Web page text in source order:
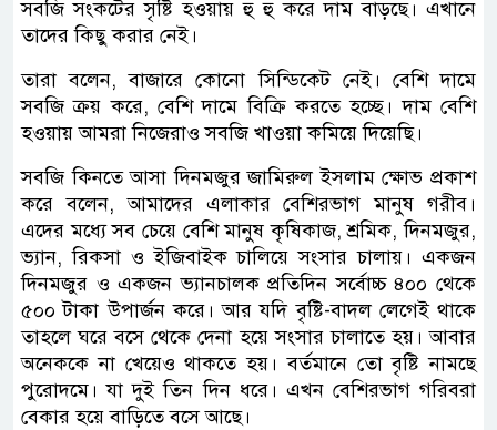
সবজি সংকটের সৃষ্টি হওয়ায় হু হু করে দাম বাড়ছে। এখানে
তাদের কিছু করার নেই।
তারা বলেন, বাজারে কোনো সিন্ডিকেট নেই। বেশি দামে
সবজি ক্রয় করে, বেশি দামে বিক্রি করতে হচ্ছে। দাম বেশি
হওয়ায় আমরা নিজেরাও সবজি খাওয়া কমিয়ে দিয়েছি।
সবজি কিনতে আসা দিনমজুর জামিরুল ইসলাম ক্ষোভ প্রকাশ
করে বলেন, আমাদের এলাকার বেশিরভাগ মানুষ গরীব।
এদের মধ্যে সব চেয়ে বেশি মানুষ কৃষিকাজ, শ্রমিক, দিনমজুর,
ভ্যান, রিকসা ও ইজিবাইক চালিয়ে সংসার চালায়। একজন
দিনমজুর ও একজন ভ্যানচালক প্রতিদিন সর্বোচ্চ ৪০০ থেকে
৫০০ টাকা উপার্জন করে। আর যদি বৃষ্টি-বাদল লেগেই থাকে
তাহলে ঘরে বসে থেকে দেনা হয়ে সংসার চালাতে হয়। আবার
অনেককে না খেয়েও থাকতে হয়। বর্তমানে তো বৃষ্টি নামছে
পুরোদমে। যা দুই তিন দিন ধরে। এখন বেশিরভাগ গরিবরা
বেকার হয়ে বাড়িতে বসে আছে।